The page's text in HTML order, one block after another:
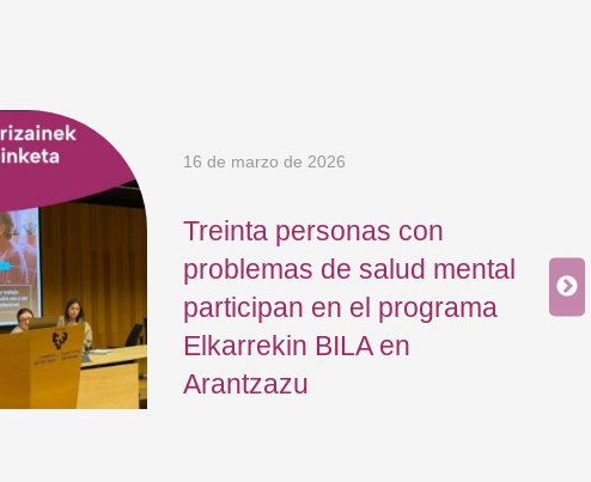
16 de marzo de 2026
Treinta personas con
problemas de salud mental
participan en el programa
Elkarrekin BILA en
Arantzazu